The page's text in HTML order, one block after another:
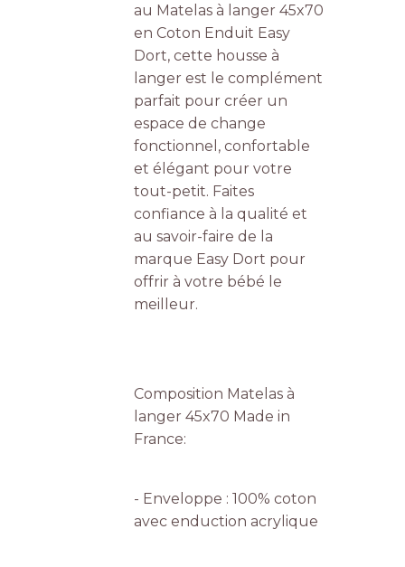
au Matelas à langer 45x70
en Coton Enduit Easy
Dort, cette housse à
langer est le complément
parfait pour créer un
espace de change
fonctionnel, confortable
et élégant pour votre
tout-petit. Faites
confiance à la qualité et
au savoir-faire de la
marque Easy Dort pour
offrir à votre bébé le
meilleur.
Composition Matelas à
langer 45x70 Made in
France:
- Enveloppe : 100% coton
avec enduction acrylique